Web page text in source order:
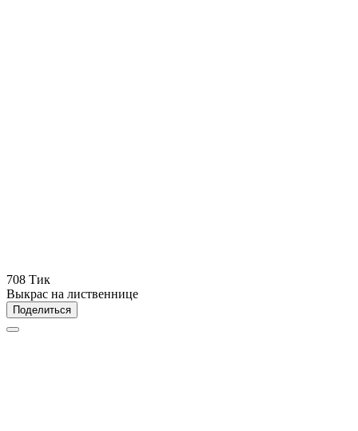
708 Тик
Выкрас на лиственнице
Поделиться